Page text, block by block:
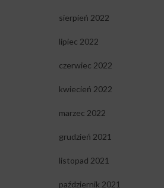
sierpień 2022
lipiec 2022
czerwiec 2022
kwiecień 2022
marzec 2022
grudzień 2021
listopad 2021
październik 2021